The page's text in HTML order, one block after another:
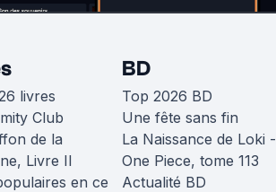
livres
Club
de la
Livre II
en ce
BD
Top 2026 BD
Une fête sans fin
La Naissance de Loki -
One Piece, tome 113
Actualité BD